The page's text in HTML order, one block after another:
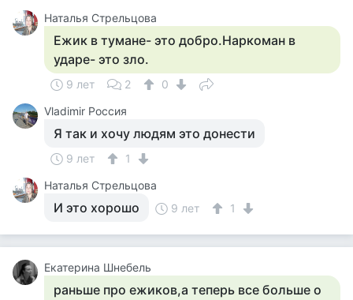
Наталья Стрельцова
Ежик в тумане- это добро.Наркоман в
ударе- это зло.
9 лет 2
0
Vladimir Россия
Я так и хочу людям это донести
9 лет
1
Наталья Стрельцова
И это хорошо 9 лет 1
Екатерина Шнебель
раньше про ежиков,а теперь все больше о